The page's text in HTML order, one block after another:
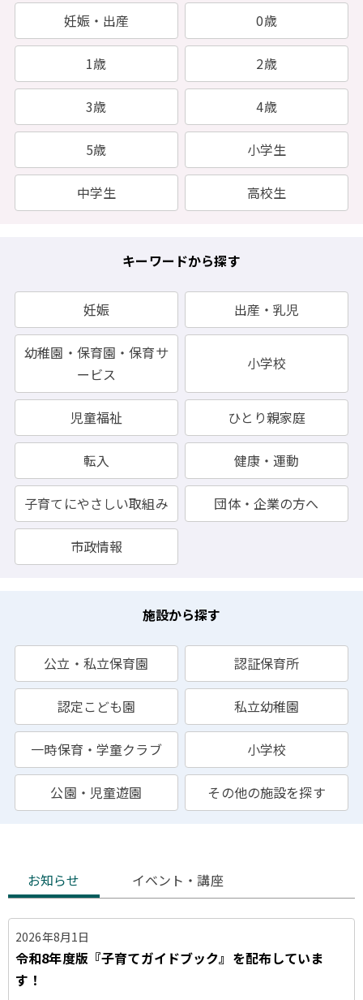
妊娠・出産 0歳
1歳 2歳
3歳 4歳
5歳 小学生
中学生 高校生
キーワードから探す
妊娠 出産・乳児
幼稚園・保育園・保育サ
ービス
小学校
児童福祉 ひとり親家庭
転入 健康・運動
子育てにやさしい取組み 団体・企業の方へ
市政情報
施設から探す
公立・私立保育園 認証保育所
認定こども園 私立幼稚園
一時保育・学童クラブ 小学校
公園・児童遊園 その他の施設を探す
知
ら
せ
タ
ブ
お知らせ イベント・講座
2026年8月1日
令和8年度版『子育てガイドブック』を配布していま
す！